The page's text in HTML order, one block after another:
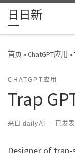
Skip to content
日日新
首页»ChatGPT应用 »
CHATGPT应用
Trap
来自 dailyAI | 已发表
Designer of